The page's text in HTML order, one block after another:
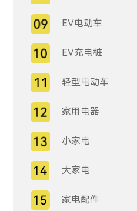
EV电动车
EV充电桩
轻型电动车
家用电器
小家电
大家电
家电配件